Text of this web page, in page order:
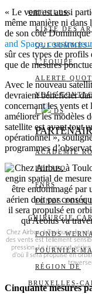
OREILLES
LISTE DES
QUI SOMMES-
L’ÉQUIPE
ALERTE
NOUS
I DS
ACADÉMIE
BELSPO
FNRS
FONDS POUR
CHIRURGIE
FONDS
FOURNIER-
RÉGION DE
BRUXELLES-
« Le vent est aussi
même manière ni dans
de son côté
and Space,
sûr ces types de
que de mesures
Avec le nouveau
devraient bénéficier
concernant les vents
améliorer les modèles
satellite est avant tout
opérationnel »,
programmes
Chez Airbus, à Toulouse, le
des vents est tellement
pression. Le transport
d’où il sera propulsé en
Cinquante mesures